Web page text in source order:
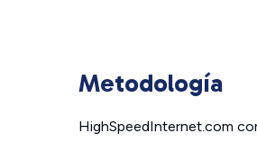
Metodología
HighSpeedInternet.com